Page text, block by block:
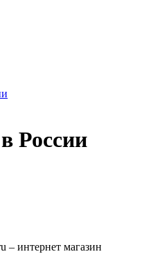
России
– интернет магазин